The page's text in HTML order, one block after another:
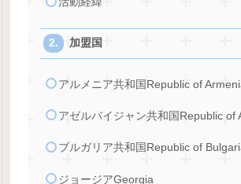
加盟国
アルメニア共和国Republic of
アゼルバイジャン共和国Republic of
ブルガリア共和国Republic of
ジョージアGeorgia